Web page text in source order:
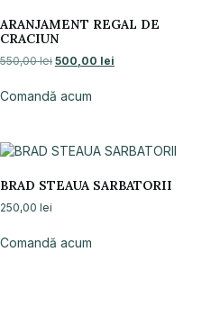
ARANJAMENT REGAL DE
CRACIUN
550,00lei 500,00 lei
Comandă acum
BRAD STEAUA SARBATORII
250,00 lei
Comandă acum